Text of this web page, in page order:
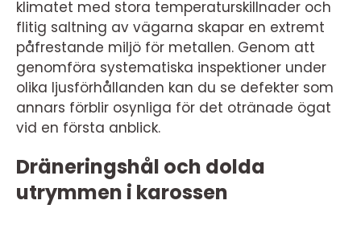
klimatet med stora temperaturskillnader och
flitig saltning av vägarna skapar en extremt
påfrestande miljö för metallen. Genom att
genomföra systematiska inspektioner under
olika ljusförhållanden kan du se defekter som
annars förblir osynliga för det otränade ögat
vid en första anblick.
Dräneringshål och dolda
utrymmen i karossen